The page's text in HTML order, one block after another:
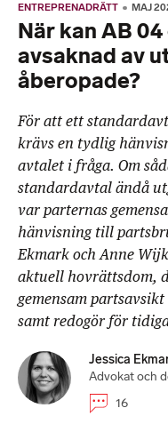
ENTREPRENADRÄTT MAJ
När kan AB
avsaknad av
åberopade?
För att ett
krävs en tydlig
avtalet i fråga. Om
standardavtal ändå
var parternas
hänvisning till
Ekmark och Anne
aktuell hovrättsdom,
gemensam
samt redogör för
Jessica
Advokat och
16